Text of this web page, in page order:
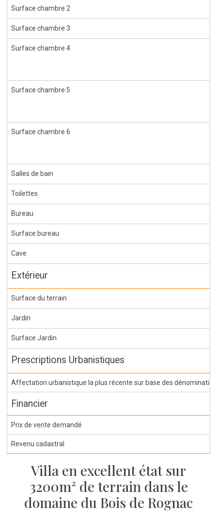
Surface chambre 2
Surface chambre 3
Surface chambre 4
Surface chambre 5
Surface chambre 6
Salles de bain
Toilettes
Bureau
Surface bureau
Cave
Extérieur
Surface du terrain
Jardin
Surface Jardin
Prescriptions Urbanistiques
Affectation urbanistique la plus récente sur base des
Financier
Prix de vente demandé
Revenu cadastral
Villa en excellent état sur
3200m² de terrain dans le
domaine du Bois de Rognac